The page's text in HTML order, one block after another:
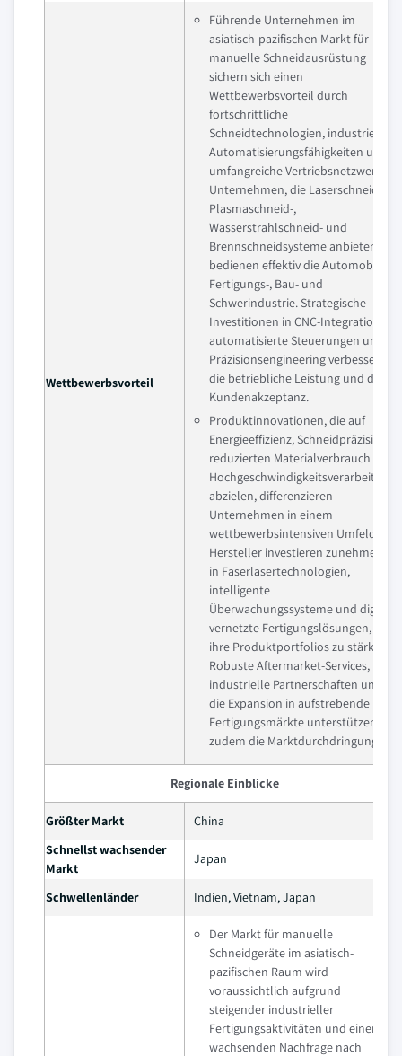
Wettbewerbsvorteil
Führende Unternehmen im
asiatisch-pazifischen Markt für
manuelle Schneidausrüstung
sichern sich einen
Wettbewerbsvorteil durch
fortschrittliche
Schneidtechnologien, industrielle
Automatisierungsfähigkeiten und
umfangreiche Vertriebsnetzwerke.
Unternehmen, die Laserschneid-,
Plasmaschneid-,
Wasserstrahlschneid- und
Brennschneidsysteme anbieten,
bedienen effektiv die Automobil-,
Fertigungs-, Bau- und
Schwerindustrie. Strategische
Investitionen in CNC-Integration,
automatisierte Steuerungen und
Präzisionsengineering verbessern
die betriebliche Leistung und die
Kundenakzeptanz.
Produktinnovationen, die auf
Energieeffizienz, Schneidpräzision,
reduzierten Materialverbrauch und
Hochgeschwindigkeitsverarbeitung
abzielen, differenzieren
Unternehmen in einem
wettbewerbsintensiven Umfeld.
Hersteller investieren zunehmend
in Faserlasertechnologien,
intelligente
Überwachungssysteme und digital
vernetzte Fertigungslösungen, um
ihre Produktportfolios zu stärken.
Robuste Aftermarket-Services,
industrielle Partnerschaften und
die Expansion in aufstrebende
Fertigungsmärkte unterstützen
zudem die Marktdurchdringung.
Regionale Einblicke
Größter Markt
China
Schnellst wachsender
Markt
Japan
Schwellenländer Indien, Vietnam, Japan
Der Markt für manuelle
Schneidgeräte im asiatisch-
pazifischen Raum wird
voraussichtlich aufgrund
steigender industrieller
Fertigungsaktivitäten und einer
wachsenden Nachfrage nach